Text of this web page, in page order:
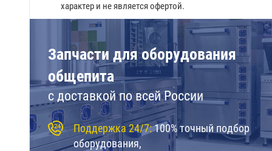
Прочие запчасти Abat
Дверки духовки
Запчасти конвекционных
печей
Запчасти к газовым плитам
Запчасти линий раздачи
характер и не является офертой.
Запчасти для оборудования
общепита
с доставкой по всей России
Поддержка 24/7:100% точный подбор
оборудования,